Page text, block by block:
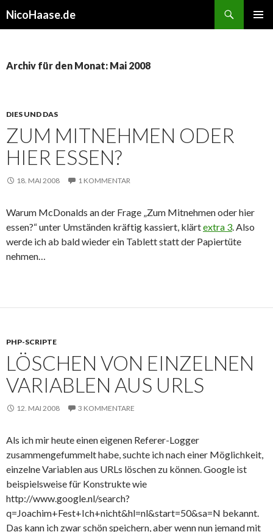
NicoHaase.de
Archiv für den Monat: Mai 2008
DIES UND DAS
ZUM MITNEHMEN ODER
HIER ESSEN?
18. MAI 2008 1 KOMMENTAR
Warum McDonalds an der Frage „Zum Mitnehmen oder hier
essen?“ unter Umständen kräftig kassiert, klärtextra 3. Also
werde ich ab bald wieder ein Tablett statt der Papiertüte
nehmen…
PHP-SCRIPTE
LÖSCHEN VON EINZELNEN
VARIABLEN AUS URLS
12. MAI 2008 3 KOMMENTARE
Als ich mir heute einen eigenen Referer-Logger
zusammengefummelt habe, suchte ich nach einer Möglichkeit,
einzelne Variablen aus URLs löschen zu können. Google ist
beispielsweise für Konstrukte wie
http://www.google.nl/search?
q=Joachim+Fest+Ich+nicht&hl=nl&start=50&sa=N bekannt.
Das kann ich zwar schön speichern, aber wenn nun jemand mit